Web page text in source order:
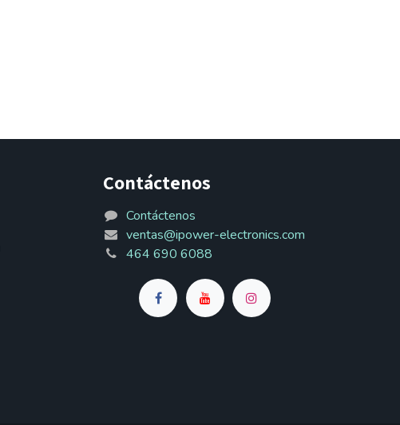
Contáctenos
Contáctenos
ventas@ipower-electronics.com
464 690 6088